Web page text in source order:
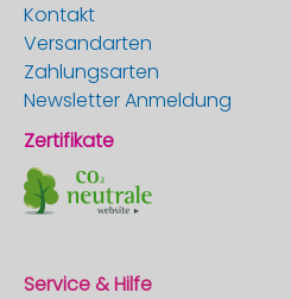
Kontakt
Versandarten
Zahlungsarten
Newsletter Anmeldung
Zertifikate
Service & Hilfe